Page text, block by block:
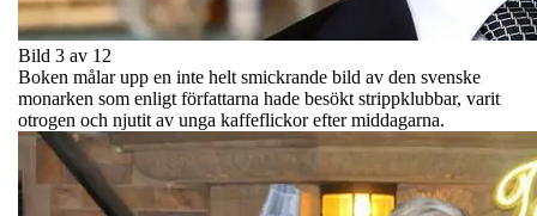
Bild 3 av 12
Boken målar upp en inte helt smickrande bild av den svenske
monarken som enligt författarna hade besökt strippklubbar, varit
otrogen och njutit av unga kaffeflickor efter middagarna.